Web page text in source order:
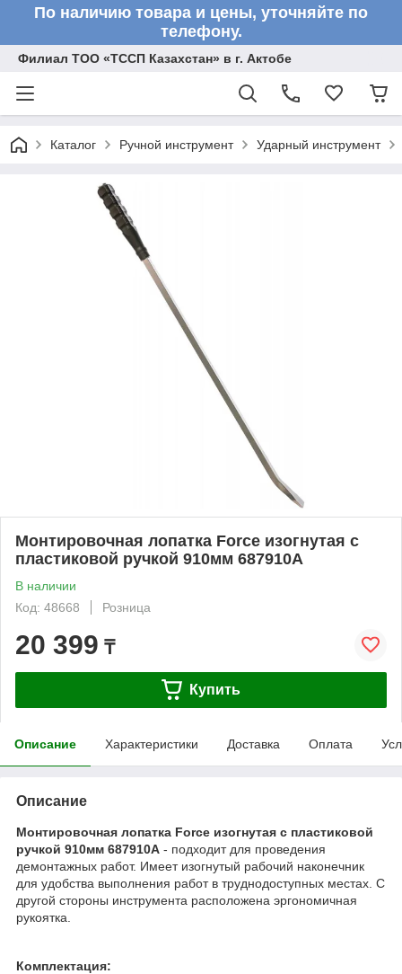
По наличию товара и цены, уточняйте по
телефону.
Филиал ТОО «ТССП Казахстан» в г. Актобе
Каталог Ручной инструмент Ударный инструмент
Монтировочная лопатка Force изогнутая с
пластиковой ручкой 910мм 687910A
В наличии
Код: 48668
Розница
20 399 ₸
Купить
Описание Характеристики Доставка Оплата
Описание
Монтировочная лопатка Force изогнутая с пластиковой
ручкой 910мм 687910A - подходит для проведения
демонтажных работ. Имеет изогнутый рабочий наконечник
для удобства выполнения работ в труднодоступных местах. С
другой стороны инструмента расположена эргономичная
рукоятка.
Комплектация: